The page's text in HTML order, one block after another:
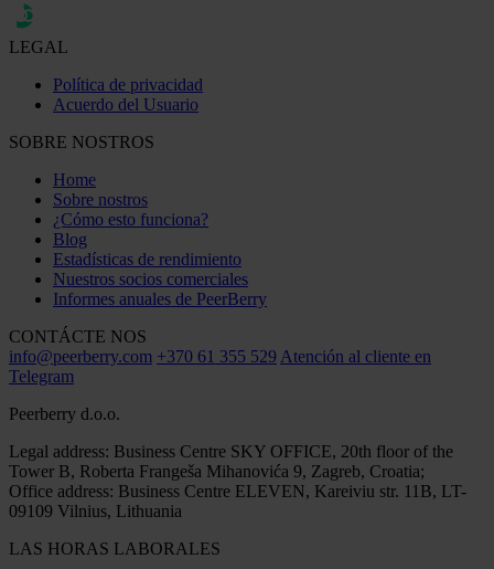
LEGAL
Política de privacidad
Acuerdo del Usuario
SOBRE NOSTROS
Home
Sobre nostros
¿Cómo esto funciona?
Blog
Estadísticas de rendimiento
Nuestros socios comerciales
Informes anuales de PeerBerry
CONTÁCTE NOS
info@peerberry.com +370 61 355 529 Atención al cliente en
Telegram
Peerberry d.o.o.
Legal address: Business Centre SKY OFFICE, 20th floor of the
Tower B, Roberta Frangeša Mihanovića 9, Zagreb, Croatia;
Office address: Business Centre ELEVEN, Kareiviu str. 11B, LT-
09109 Vilnius, Lithuania
LAS HORAS LABORALES